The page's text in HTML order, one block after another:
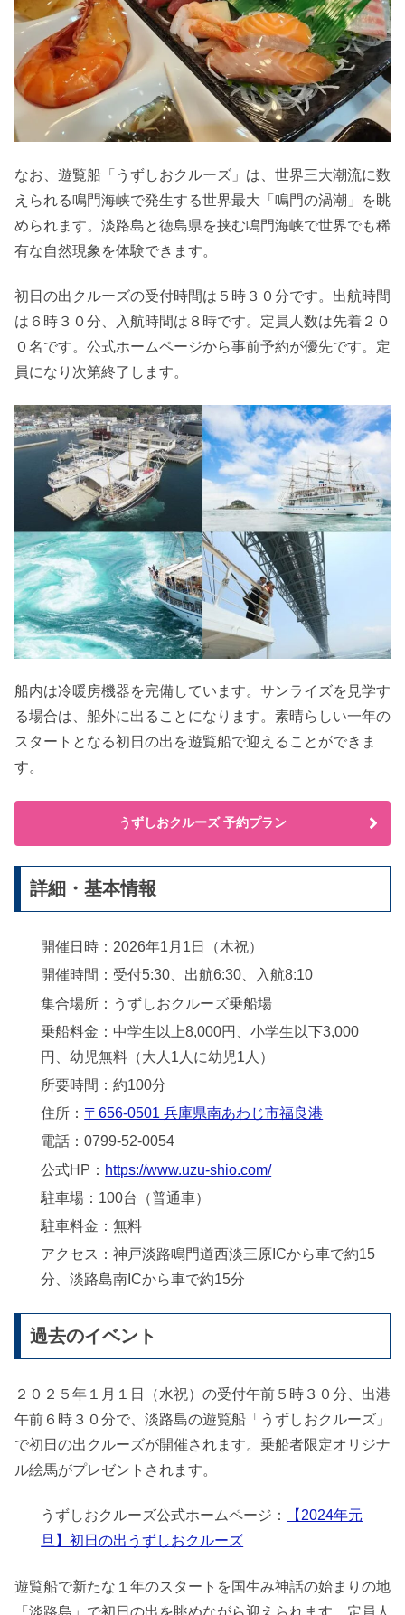
なお、遊覧船「うずしおクルーズ」は、世界三大潮流に数
えられる鳴門海峡で発生する世界最大「鳴門の渦潮」を眺
められます。淡路島と徳島県を挟む鳴門海峡で世界でも稀
有な自然現象を体験できます。
初日の出クルーズの受付時間は５時３０分です。出航時間
は６時３０分、入航時間は８時です。定員人数は先着２０
０名です。公式ホームページから事前予約が優先です。定
員になり次第終了します。
船内は冷暖房機器を完備しています。サンライズを見学す
る場合は、船外に出ることになります。素晴らしい一年の
スタートとなる初日の出を遊覧船で迎えることができま
す。
うずしおクルーズ 予約プラン
詳細・基本情報
開催日時：2026年1月1日（木祝）
開催時間：受付5:30、出航6:30、入航8:10
集合場所：うずしおクルーズ乗船場
乗船料金：中学生以上8,000円、小学生以下3,000
円、幼児無料（大人1人に幼児1人）
所要時間：約100分
住所： 〒656-0501 兵庫県南あわじ市福良港
電話：0799-52-0054
公式HP： https://www.uzu-shio.com/
駐車場：100台（普通車）
駐車料金：無料
アクセス：神戸淡路鳴門道西淡三原ICから車で約15
分、淡路島南ICから車で約15分
過去のイベント
２０２５年１月１日（水祝）の受付午前５時３０分、出港
午前６時３０分で、淡路島の遊覧船「うずしおクルーズ」
で初日の出クルーズが開催されます。乗船者限定オリジナ
ル絵馬がプレゼントされます。
うずしおクルーズ公式ホームページ：
【2024年元
旦】初日の出うずしおクルーズ
遊覧船で新たな１年のスタートを国生み神話の始まりの地
「淡路島」で初日の出を眺めながら迎えられます。定員人